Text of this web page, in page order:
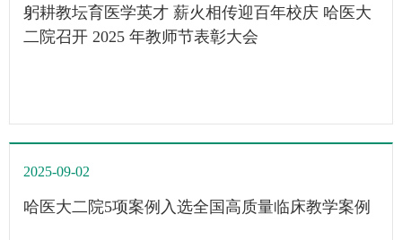
师团队”创建示范活动入围团队，是高校教师团队建设的最
高荣誉之一。学院获省级教学成果奖...
躬耕教坛育医学英才 薪火相传迎百年校庆 哈医大
二院召开 2025 年教师节表彰大会
2025-09-02
哈医大二院5项案例入选全国高质量临床教学案例